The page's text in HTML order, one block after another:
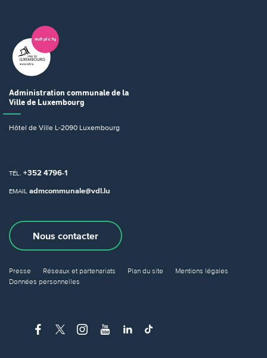
Administration communale de la
Ville de Luxembourg
Hôtel de Ville L-2090 Luxembourg
TÉL. +352 4796-1
EMAIL admcommunale@vdl.lu
Nous contacter
Presse Réseaux et partenariats Plan du site
Mentions légales
Données personnelles